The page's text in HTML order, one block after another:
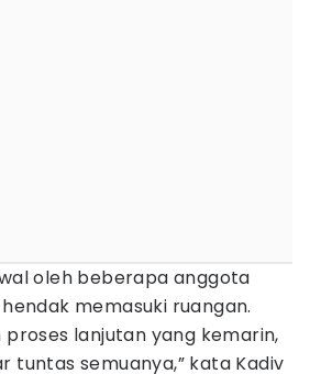
oleh beberapa anggota
memasuki ruangan.
proses lanjutan yang kemarin,
tuntas semuanya,” kata Kadiv